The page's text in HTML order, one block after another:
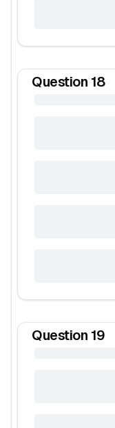
Question 18
Question 19